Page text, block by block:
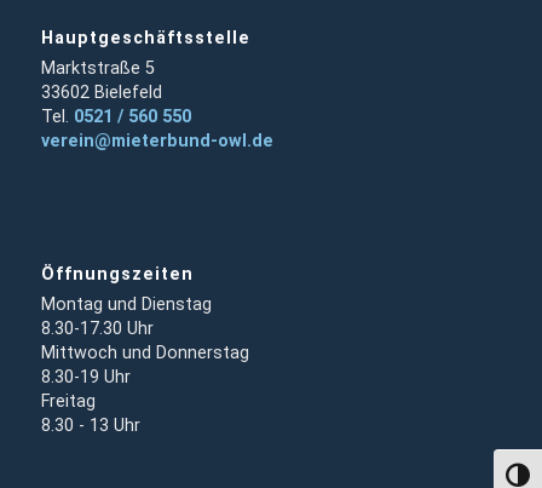
Hauptgeschäftsstelle
Marktstraße 5
33602 Bielefeld
Tel. 0521 / 560 550
verein@mieterbund-owl.de
Öffnungszeiten
Montag und Dienstag
8.30-17.30 Uhr
Mittwoch und Donnerstag
8.30-19 Uhr
Freitag
8.30 - 13 Uhr